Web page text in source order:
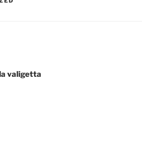
valigetta